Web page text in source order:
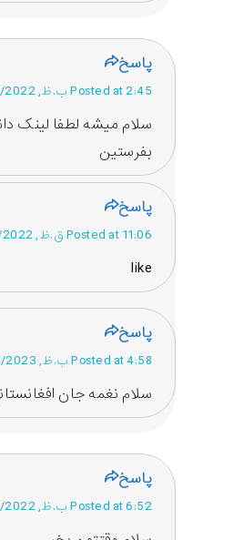
پاسخ
Posted at 2:45 ب.ظ, 24/02/2022
سلام میشه لطفا لینک
بفرستین
پاسخ
Posted at 11:06 ق.ظ, 27/04/2022
like
پاسخ
Posted at 4:58 ب.ظ, 15/07/2023
سلام نغمه جان
پاسخ
Posted at 6:52 ب.ظ, 22/02/2022